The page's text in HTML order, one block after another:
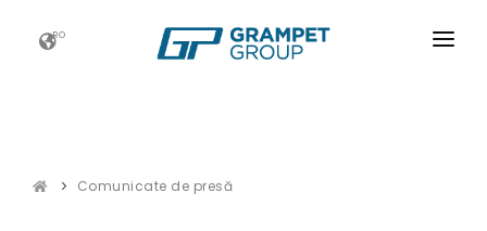
RO
NOUTATIComunicate de presă